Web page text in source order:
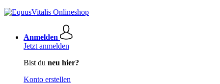
Anmelden
Jetzt anmelden
Bist du neu hier?
Konto erstellen